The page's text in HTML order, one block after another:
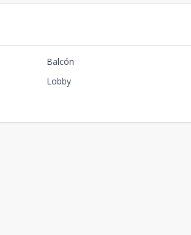
Balcón
Lobby